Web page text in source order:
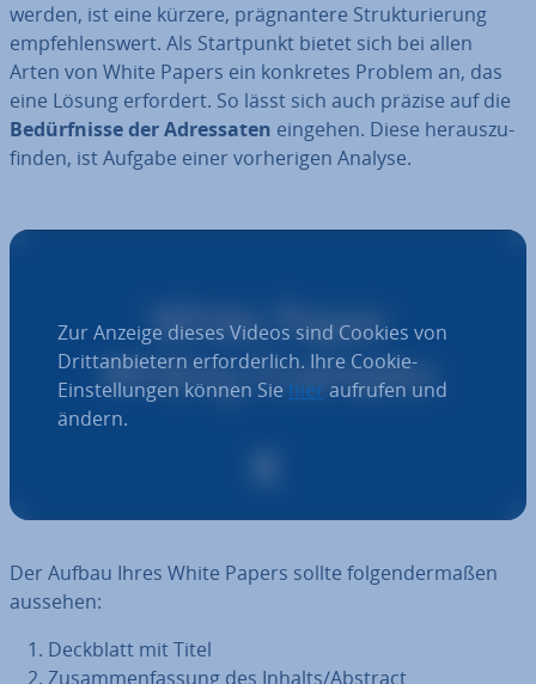
werden, ist eine kürzere, prä­gnan­te­re Struk­tu­rie­rung
emp­feh­lens­wert. Als Start­punkt bietet sich bei allen
Arten von White Papers ein konkretes Problem an, das
eine Lösung erfordert. So lässt sich auch präzise auf die
Be­dürf­nis­se der Adres­sa­ten eingehen. Diese her­aus­zu­
fin­den, ist Aufgabe einer vor­he­ri­gen Analyse.
Zur Anzeige dieses Videos sind Cookies von
Drittanbietern erforderlich. Ihre Cookie-
Einstellungen können Sie hier aufrufen und
ändern.
Der Aufbau Ihres White Papers sollte fol­gen­der­ma­ßen
aussehen:
Deckblatt mit Titel
Zu­sam­men­fas­sung des Inhalts/Abstract